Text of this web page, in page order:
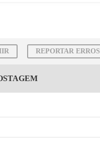
REPORTAR ERROS